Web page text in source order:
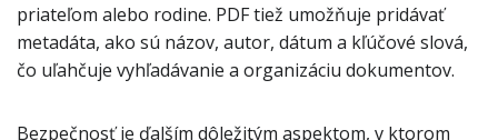
priateľom alebo rodine. PDF tiež umožňuje pridávať
metadáta, ako sú názov, autor, dátum a kľúčové slová,
čo uľahčuje vyhľadávanie a organizáciu dokumentov.
Bezpečnosť je ďalším dôležitým aspektom, v ktorom